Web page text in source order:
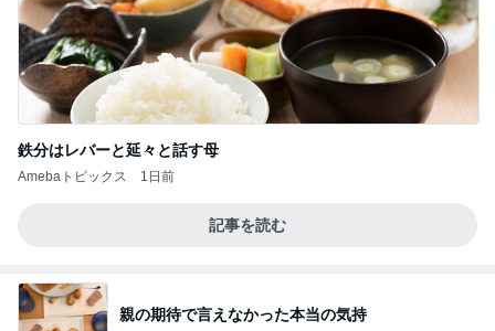
鉄分はレバーと延々と話す母
Amebaトピックス 1日前
記事を読む
親の期待で言えなかった本当の気持